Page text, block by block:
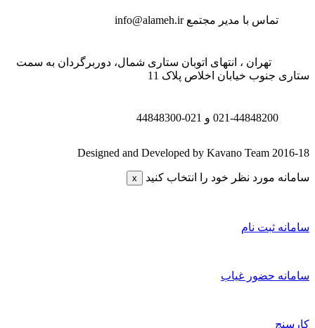
تماس با مدیر مجتمعinfo@alameh.ir
تهران ، انتهای اتوبان ستاری شمال، دوربرگردان به سمت
جنوب خیابان اخلاص پلاک 11
021-44848200 و 021-44848300
Designed and Developed by Kavano Team 2016-
مورد نظر خود را انتخاب کنید
ثبت نام
حضور غیاب